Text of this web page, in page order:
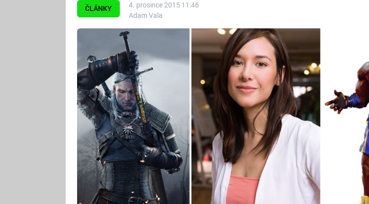
ČLÁNKY
4. prosince 2015 11:46
Adam Vala